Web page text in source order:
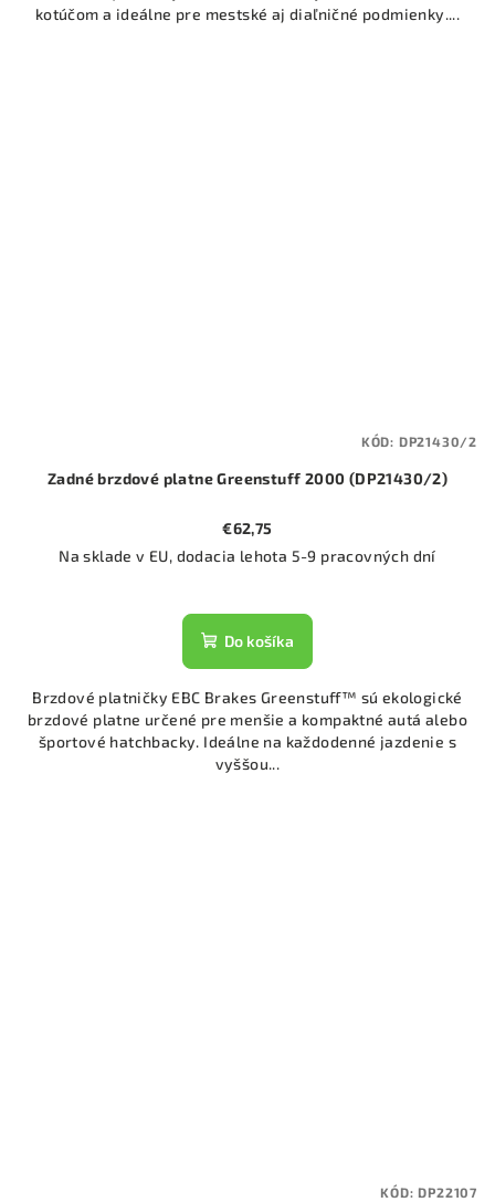
kotúčom a ideálne pre mestské aj diaľničné podmienky....
Zadné brzdové platne Greenstuff 2000 (DP21430/2)
€62,75
Na sklade v EU, dodacia lehota 5-9 pracovných dní
Do košíka
Brzdové platničky EBC Brakes Greenstuff™ sú ekologické
brzdové platne určené pre menšie a kompaktné autá alebo
športové hatchbacky. Ideálne na každodenné jazdenie s
vyššou...
KÓD: DP21430/2
KÓD:DP22107